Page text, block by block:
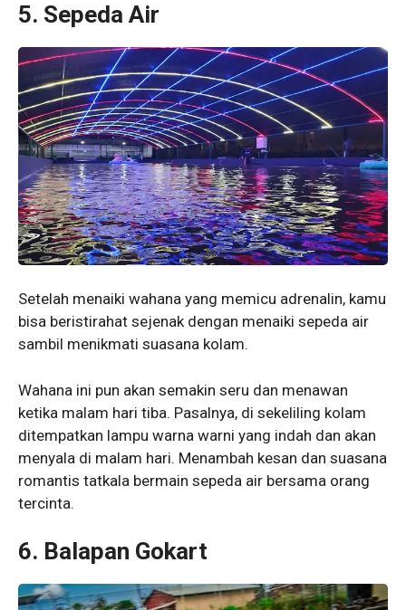
5. Sepeda Air
Setelah menaiki wahana yang memicu adrenalin, kamu
bisa beristirahat sejenak dengan menaiki sepeda air
sambil menikmati suasana kolam.
Wahana ini pun akan semakin seru dan menawan
ketika malam hari tiba. Pasalnya, di sekeliling kolam
ditempatkan lampu warna warni yang indah dan akan
menyala di malam hari. Menambah kesan dan suasana
romantis tatkala bermain sepeda air bersama orang
tercinta.
6. Balapan Gokart